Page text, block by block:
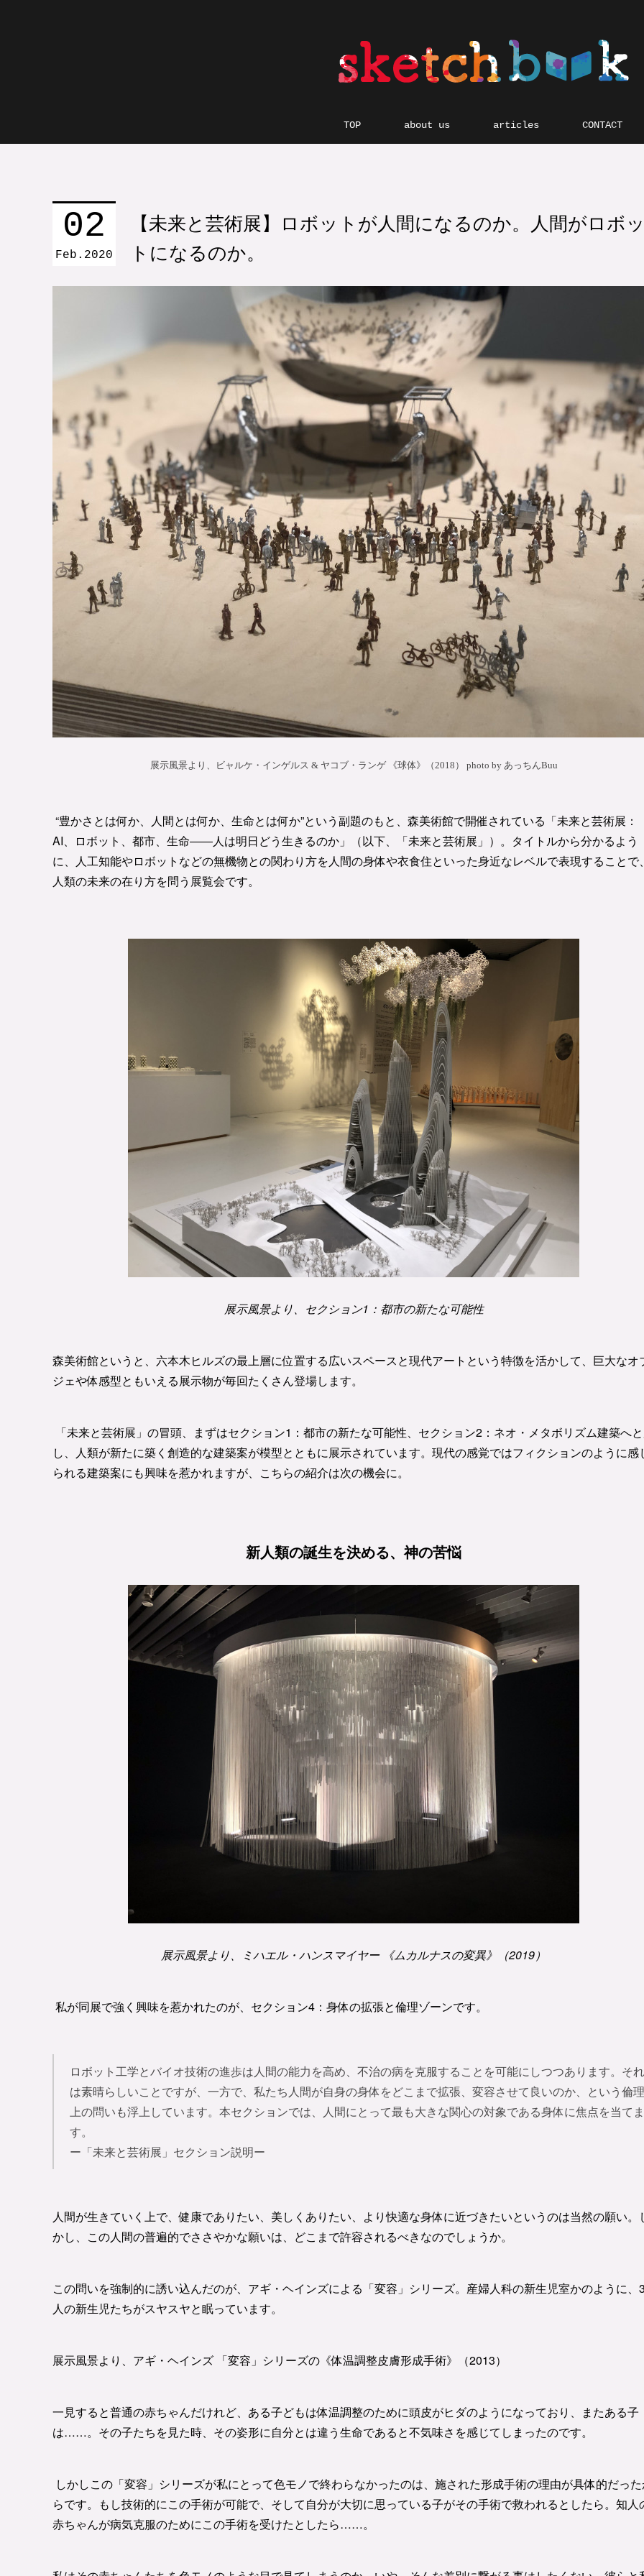
TOP about us articles CONTACT
02
Feb 2020
【未来と芸術展】ロボットが人間になるのか。人間がロボ
トになるのか。
“豊かさとは何か、人間とは何か、生命とは何か”という副題のもと、森美術館で開催されている「未来と芸術展：
AI、ロボット、都市、生命――人は明日どう生きるのか」（以下、「未来と芸術展」）。タイトルから分かるよう
に、人工知能やロボットなどの無機物との関わり方を人間の身体や衣食住といった身近なレベルで表現することで
人類の未来の在り方を問う展覧会です。
展示風景より、セクション1：都市の新たな可能性
森美術館というと、六本木ヒルズの最上層に位置する広いスペースと現代アートという特徴を活かして、巨大なオ
ジェや体感型ともいえる展示物が毎回たくさん登場します。
「未来と芸術展」の冒頭、まずはセクション1：都市の新たな可能性、セクション2：ネオ・メタボリズム建築へ
し、人類が新たに築く創造的な建築案が模型とともに展示されています。現代の感覚ではフィクションのように感
られる建築案にも興味を惹かれますが、こちらの紹介は次の機会に。
新人類の誕生を決める、神の苦悩
展示風景より、ミハエル・ハンスマイヤー 《ムカルナスの変異》（2019）
私が同展で強く興味を惹かれたのが、セクション4：身体の拡張と倫理ゾーンです。
ロボット工学とバイオ技術の進歩は人間の能力を高め、不治の病を克服することを可能にしつつあります。それ
は素晴らしいことですが、一方で、私たち人間が自身の身体をどこまで拡張、変容させて良いのか、という倫理
上の問いも浮上しています。本セクションでは、人間にとって最も大きな関心の対象である身体に焦点を当てま
す。
ー「未来と芸術展」セクション説明ー
人間が生きていく上で、健康でありたい、美しくありたい、より快適な身体に近づきたいというのは当然の願い。
かし、この人間の普遍的でささやかな願いは、どこまで許容されるべきなのでしょうか。
この問いを強制的に誘い込んだのが、アギ・ヘインズによる「変容」シリーズ。産婦人科の新生児室かのように、
人の新生児たちがスヤスヤと眠っています。
展示風景より、アギ・ヘインズ 「変容」シリーズの《体温調整皮膚形成手術》（2013）
一見すると普通の赤ちゃんだけれど、ある子どもは体温調整のために頭皮がヒダのようになっており、またある子
は……。その子たちを見た時、その姿形に自分とは違う生命であると不気味さを感じてしまったのです。
しかしこの「変容」シリーズが私にとって色モノで終わらなかったのは、施された形成手術の理由が具体的だっ
らです。もし技術的にこの手術が可能で、そして自分が大切に思っている子がその手術で救われるとしたら。知人
赤ちゃんが病気克服のためにこの手術を受けたとしたら……。